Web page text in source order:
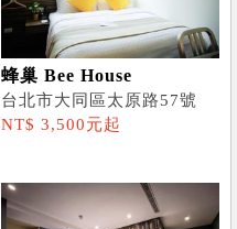
蜂巢 Bee House
台北市大同區太原路57號
NT$ 3,500元起